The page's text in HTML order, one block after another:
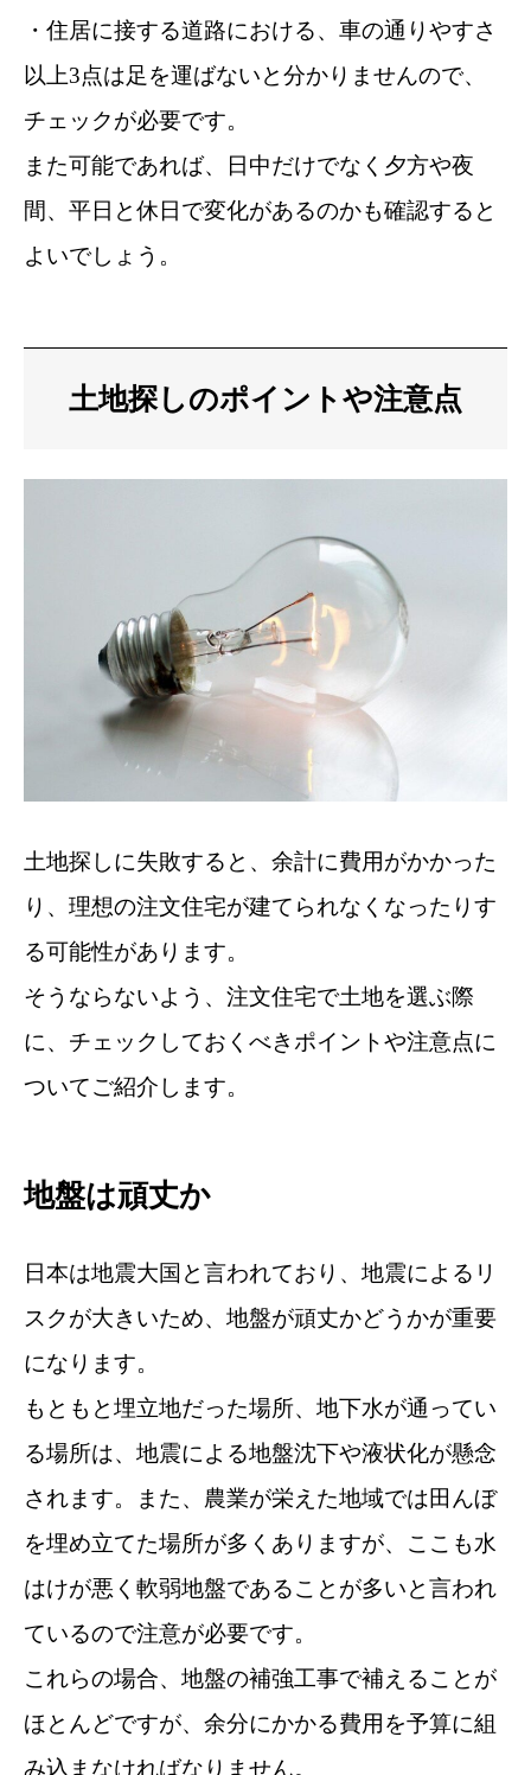
・住居に接する道路における、車の通りやすさ
以上3点は足を運ばないと分かりませんので、
チェックが必要です。
また可能であれば、日中だけでなく夕方や夜
間、平日と休日で変化があるのかも確認すると
よいでしょう。
土地探しのポイントや注意点
土地探しに失敗すると、余計に費用がかかった
り、理想の注文住宅が建てられなくなったりす
る可能性があります。
そうならないよう、注文住宅で土地を選ぶ際
に、チェックしておくべきポイントや注意点に
ついてご紹介します。
地盤は頑丈か
日本は地震大国と言われており、地震によるリ
スクが大きいため、地盤が頑丈かどうかが重要
になります。
もともと埋立地だった場所、地下水が通ってい
る場所は、地震による地盤沈下や液状化が懸念
されます。また、農業が栄えた地域では田んぼ
を埋め立てた場所が多くありますが、ここも水
はけが悪く軟弱地盤であることが多いと言われ
ているので注意が必要です。
これらの場合、地盤の補強工事で補えることが
ほとんどですが、余分にかかる費用を予算に組
み込まなければなりません。